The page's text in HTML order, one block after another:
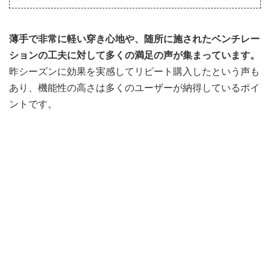
薄手で非常に軽い穿き心地や、随所に施されたベンチレー
ションの工夫に対して多くの満足の声が集まっています。
昨シーズンに効果を実感してリピート購入したという声も
あり、機能性の高さは多くのユーザーが納得しているポイ
ントです。